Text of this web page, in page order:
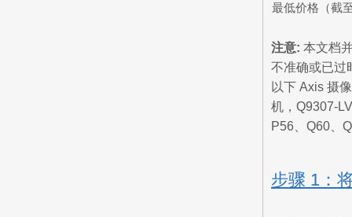
最低价格（截
注意: 本文档
不准确或已过
以下 Axis 摄
机，Q9307-
P56、Q60、
步骤 1：